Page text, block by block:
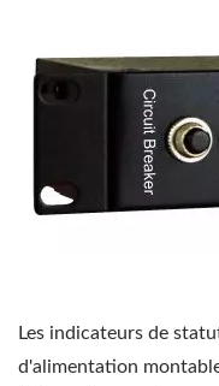
Les indicateurs de
d'alimentation